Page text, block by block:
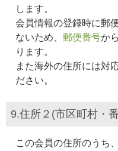
します。
会員情報の登録時に郵
ないため、 郵便番号か
ります。
また海外の住所には対
ださい。
9.住所２(市区町村・
この会員の住所のうち